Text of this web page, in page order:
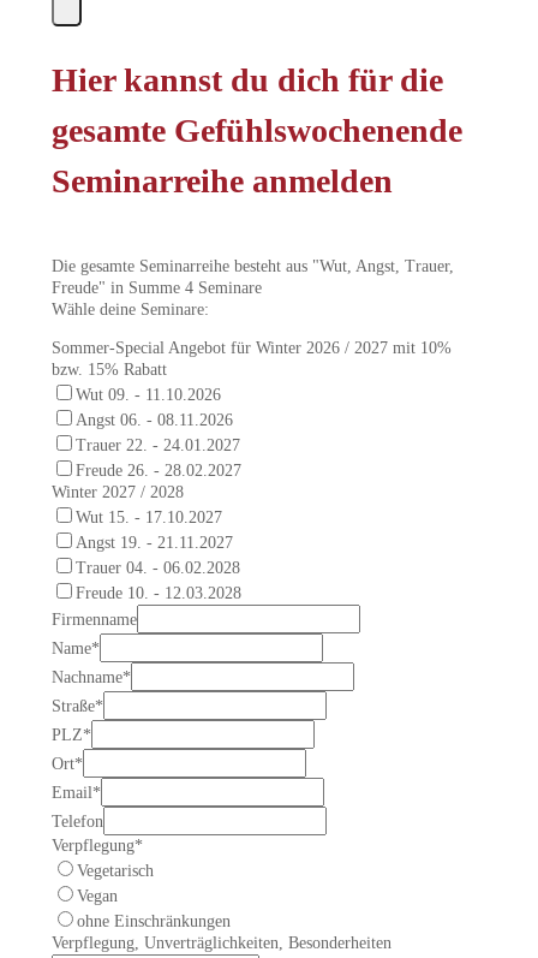
Hier kannst du dich für die
gesamte Gefühlswochenende
Seminarreihe anmelden
Die gesamte Seminarreihe besteht aus "Wut, Angst, Trauer,
Freude" in Summe 4 Seminare
Wähle deine Seminare:
Sommer-Special Angebot für Winter 2026 / 2027 mit 10%
bzw. 15% Rabatt
Wut 09. - 11.10.2026
Angst 06. - 08.11.2026
Trauer 22. - 24.01.2027
Freude 26. - 28.02.2027
Winter 2027 / 2028
Wut 15. - 17.10.2027
Angst 19. - 21.11.2027
Trauer 04. - 06.02.2028
Freude 10. - 12.03.2028
Firmenname
Name*
Nachname*
Straße*
PLZ*
Ort*
Email *
Telefon
Verpflegung*
Vegetarisch
Vegan
ohne Einschränkungen
Verpflegung, Unverträglichkeiten, Besonderheiten